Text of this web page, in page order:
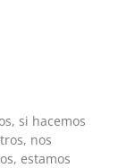
si hacemos
nos
estamos